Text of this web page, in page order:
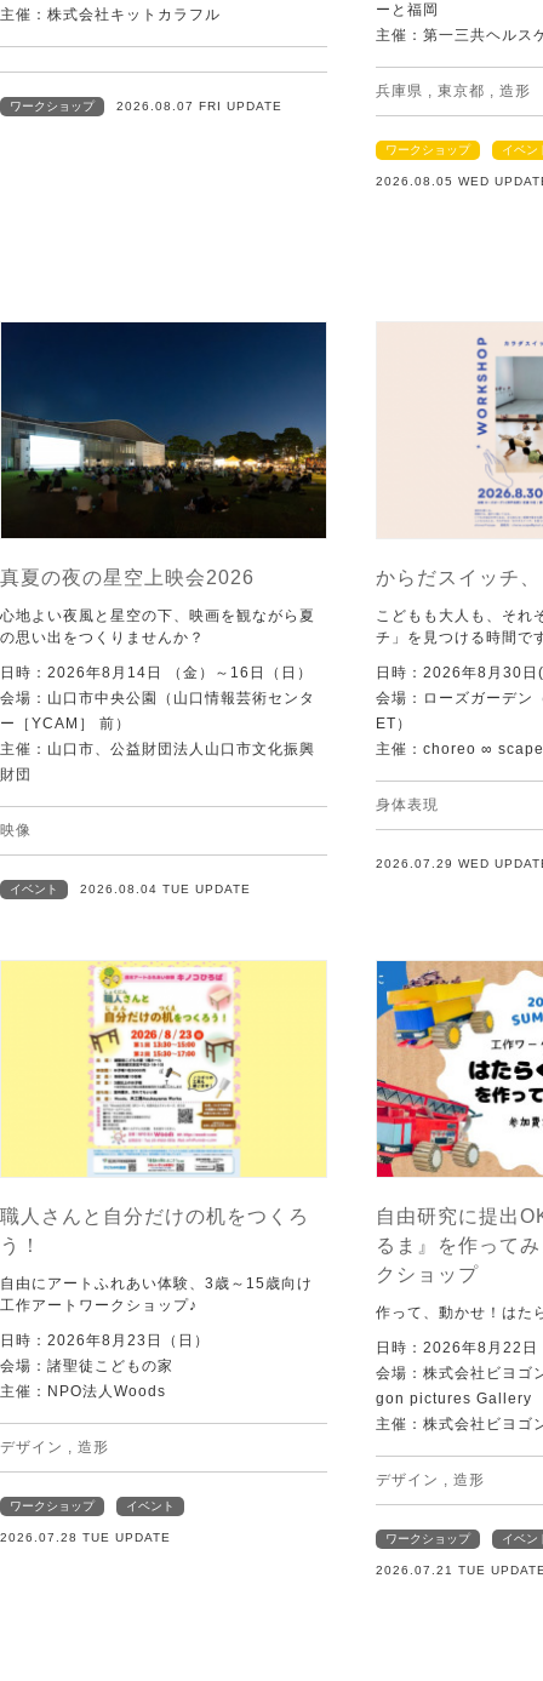
主催：株式会社キットカラフル
ワークショップ 2026.08.07 FRI UPDATE
ーと福岡
主催：第一三共ヘルス
兵庫県 , 東京都 , 造形
ワークショップ イベン
2026.08.05 WED
真夏の夜の星空上映会2026
心地よい夜風と星空の下、映画を観ながら夏
の思い出をつくりませんか？
日時：2026年8月14日 （金）～16日（日）
会場：山口市中央公園（山口情報芸術センタ
ー［YCAM］ 前）
主催：山口市、公益財団法人山口市文化振興
財団
映像
イベント 2026.08.04 TUE UPDATE
からだスイッチ
こどもも大人も、それ
チ」を見つける時間で
日時：2026年8月30日
会場：ローズガーデン
ET）
主催：choreo ∞ scape
身体表現
2026.07.29 WED
職人さんと自分だけの机をつくろ
う！
自由にアートふれあい体験、3歳～15歳向け
工作アートワークショップ♪
日時：2026年8月23日（日）
会場：諸聖徒こどもの家
主催：NPO法人Woods
デザイン , 造形
ワークショップ イベント
2026.07.28 TUE UPDATE
自由研究に提出
るま』を作って
クショップ
作って、動かせ！はた
日時：2026年8月22日
会場：株式会社ビヨ
gon pictures Gallery
主催：株式会社ビヨゴ
デザイン , 造形
ワークショップ イベン
2026.07.21 TUE